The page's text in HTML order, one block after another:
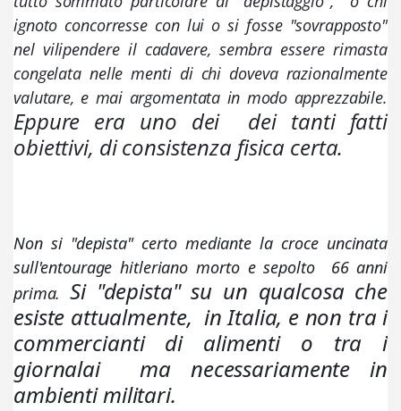
ignoto concorresse con lui o si fosse "sovrapposto"
nel vilipendere il cadavere, sembra essere rimasta
congelata nelle menti di chi doveva razionalmente
Eppure era uno dei  dei tanti fatti
obiettivi, di consistenza fisica certa.
Non si "depista" certo mediante la croce uncinata
sull'entourage hitleriano morto e sepolto  66 anni
prima. Si "depista" su un qualcosa che
esiste attualmente,  in Italia, e non tra i
commercianti di alimenti o tra i
giornalai  ma necessariamente in
ambienti militari.